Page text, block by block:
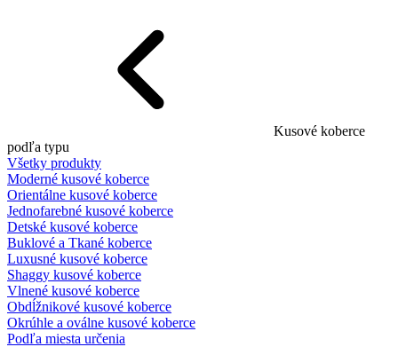
Kusové koberce
podľa typu
Všetky produkty
Moderné kusové koberce
Orientálne kusové koberce
Jednofarebné kusové koberce
Detské kusové koberce
Buklové a Tkané koberce
Luxusné kusové koberce
Shaggy kusové koberce
Vlnené kusové koberce
Obdĺžnikové kusové koberce
Okrúhle a oválne kusové koberce
Podľa miesta určenia